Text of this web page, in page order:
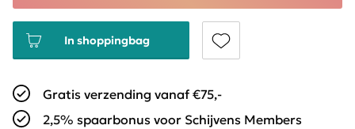
In shoppingbag
Gratis verzending vanaf €75,-
2,5% spaarbonus voor Schijvens Members